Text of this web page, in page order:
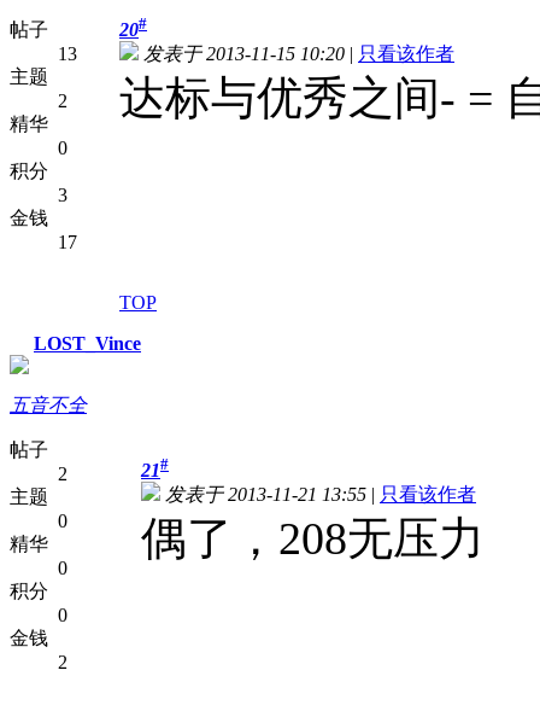
帖子
13
主题
2
精华
0
积分
3
金钱
17
20#
发表于 2013-11-15 10:20 | 只看该作者
达标与优秀之间- =
TOP
LOST_Vince
五音不全
帖子
2
主题
0
精华
0
积分
0
金钱
2
21#
发表于 2013-11-21 13:55 | 只看该作者
偶了，208无压力